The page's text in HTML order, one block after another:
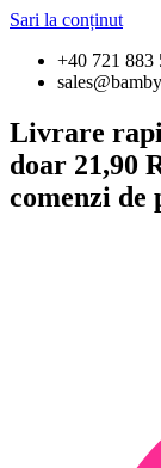
Sari la conținut
+40 721 883
Livrare
doar 21,90
comenzi de